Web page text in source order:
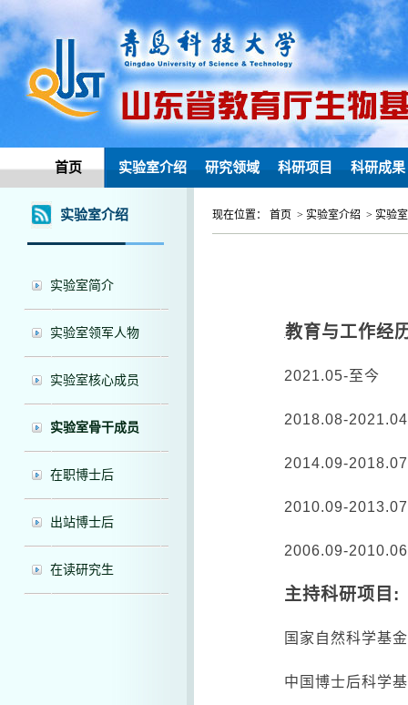
首页 实验室介绍 研究领域 科研项目 科研成果
实验室介绍
实验室简介
实验室领军人物
实验室核心成员
实验室骨干成员
在职博士后
出站博士后
在读研究生
现在位置： 首页 > 实验室介绍 > 实验
教育与工作经
2021.05-至今
2018.08-
2014.09-
2010.09-
2006.09-
主持科研项目 :
国家自然科学基
中国博士后科学